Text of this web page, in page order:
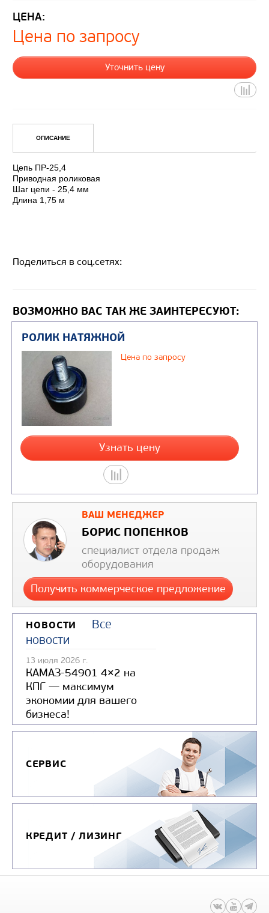
ЦЕНА:
Цена по запросу
Цепь ПР-25,4
Приводная роликовая
Шаг цепи - 25,4 мм
Длина 1,75 м
Поделиться в соц.сетях:
ВОЗМОЖНО ВАС ТАК ЖЕ ЗАИНТЕРЕСУЮТ:
РОЛИК НАТЯЖНОЙ
Цена по запросу
Узнать цену
ВАШ МЕНЕДЖЕР
БОРИС ПОПЕНКОВ
специалист отдела продаж
оборудования
Получить коммерческое предложение
НОВОСТИ
Все
новости
13 июля 2026 г.
КАМАЗ-54901 4×2 на
КПГ — максимум
экономии для вашего
бизнеса!
СЕРВИС
КРЕДИТ / ЛИЗИНГ